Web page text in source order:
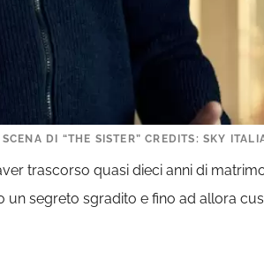
DI “THE SISTER” CREDITS: SKY
trascorso quasi dieci anni di
segreto sgradito e fino ad allora